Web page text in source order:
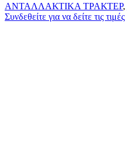
ΑΝΤΑΛΛΑΚΤΙΚΑ ΤΡΑΚΤΕΡ,
Συνδεθείτε για να δείτε τις τιμές